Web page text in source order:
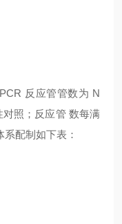
PCR 反应管管数为 N
对照；反应管 数每满
配制如下表：